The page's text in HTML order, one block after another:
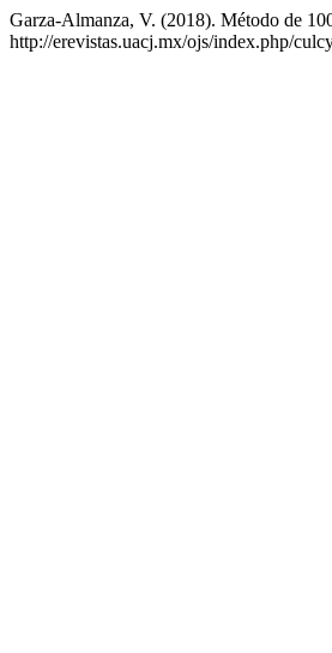
Garza-Almanza, V. (2018). Método de
http://erevistas.uacj.mx/ojs/index.php/